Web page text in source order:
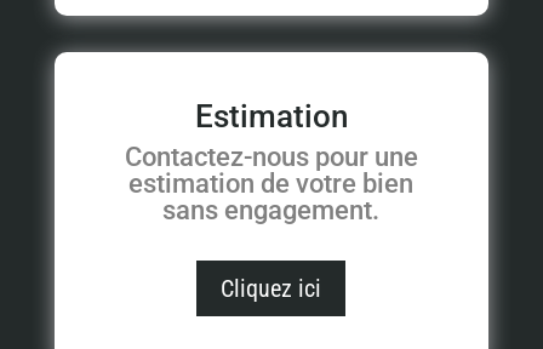
Estimation
Contactez-nous pour une
estimation de votre bien
sans engagement.
Cliquez ici